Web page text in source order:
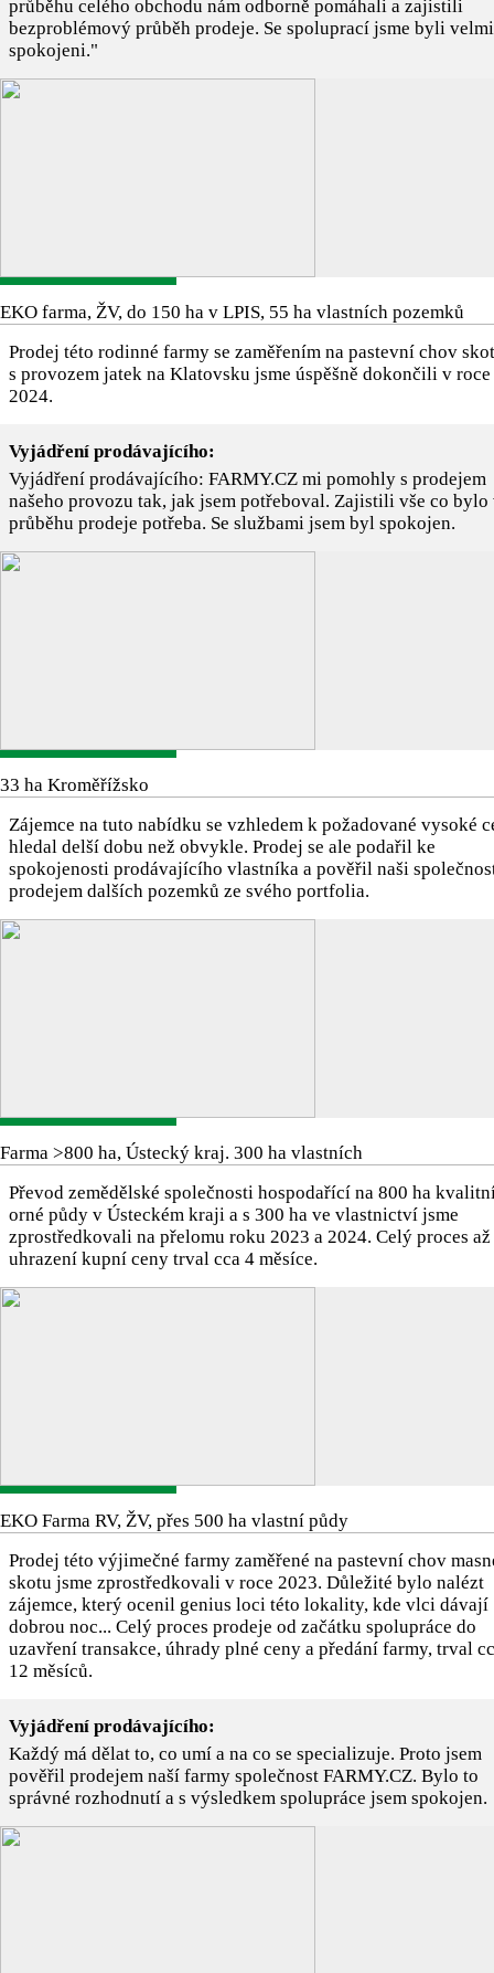
průběhu celého obchodu nám odborně pomáhali a zajistili
bezproblémový průběh prodeje. Se spoluprací jsme byli velmi
spokojeni."
EKO farma, ŽV, do 150 ha v LPIS, 55 ha vlastních pozemků
Prodej této rodinné farmy se zaměřením na pastevní chov
s provozem jatek na Klatovsku jsme úspěšně dokončili v roce
2024.
Vyjádření prodávajícího:
Vyjádření prodávajícího: FARMY.CZ mi pomohly s prodejem
našeho provozu tak, jak jsem potřeboval. Zajistili vše co bylo
průběhu prodeje potřeba. Se službami jsem byl spokojen.
33 ha Kroměřížsko
Zájemce na tuto nabídku se vzhledem k požadované vysoké
hledal delší dobu než obvykle. Prodej se ale podařil ke
spokojenosti prodávajícího vlastníka a pověřil naši
prodejem dalších pozemků ze svého portfolia.
Farma >800 ha, Ústecký kraj. 300 ha vlastních
Převod zemědělské společnosti hospodařící na 800 ha
orné půdy v Ústeckém kraji a s 300 ha ve vlastnictví jsme
zprostředkovali na přelomu roku 2023 a 2024. Celý proces
uhrazení kupní ceny trval cca 4 měsíce.
EKO Farma RV, ŽV, přes 500 ha vlastní půdy
Prodej této výjimečné farmy zaměřené na pastevní chov
skotu jsme zprostředkovali v roce 2023. Důležité bylo nalézt
zájemce, který ocenil genius loci této lokality, kde vlci dávají
dobrou noc... Celý proces prodeje od začátku spolupráce do
uzavření transakce, úhrady plné ceny a předání farmy, trval
12 měsíců.
Vyjádření prodávajícího:
Každý má dělat to, co umí a na co se specializuje. Proto jsem
pověřil prodejem naší farmy společnost FARMY.CZ. Bylo to
správné rozhodnutí a s výsledkem spolupráce jsem spokojen.